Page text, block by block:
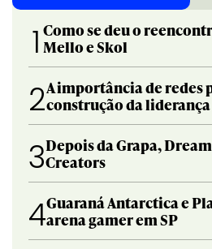
1 Como se deu o
Mello e Skol
2A importância de redes
construção da liderança
3Depois da Grapa,
Creators
4Guaraná Antarctica e
arena gamer em SP